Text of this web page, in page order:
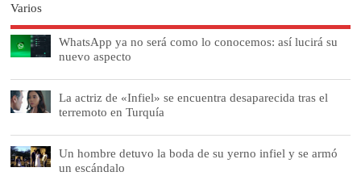
Varios
WhatsApp ya no será como lo conocemos: así lucirá su
nuevo aspecto
La actriz de «Infiel» se encuentra desaparecida tras el
terremoto en Turquía
Un hombre detuvo la boda de su yerno infiel y se armó
un escándalo